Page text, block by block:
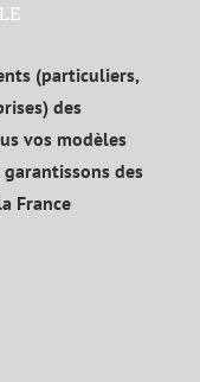
(particuliers,
des
vos modèles
des
France